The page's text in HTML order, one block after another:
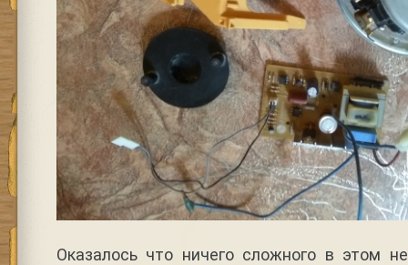
Оказалось что ничего сложного в этом